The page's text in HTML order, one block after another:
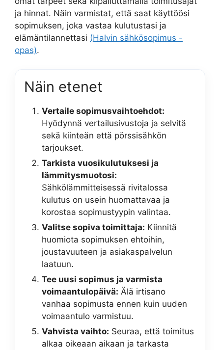
ja hinnat. Näin varmistat, että saat käyttöösi
sopimuksen, joka vastaa kulutustasi ja
elämäntilannettasi (Halvin sähkösopimus -
opas).
Näin etenet
Vertaile sopimusvaihtoehdot:
Hyödynnä vertailusivustoja ja selvitä
sekä kiinteän että pörssisähkön
tarjoukset.
Tarkista vuosikulutuksesi ja
lämmitysmuotosi:
Sähkölämmitteisessä rivitalossa
kulutus on usein huomattavaa ja
korostaa sopimustyypin valintaa.
Valitse sopiva toimittaja: Kiinnitä
huomiota sopimuksen ehtoihin,
joustavuuteen ja asiakaspalvelun
laatuun.
Tee uusi sopimus ja varmista
voimaantulopäivä: Älä irtisano
vanhaa sopimusta ennen kuin uuden
voimaantulo varmistuu.
Vahvista vaihto: Seuraa, että toimitus
alkaa oikeaan aikaan ja tarkasta